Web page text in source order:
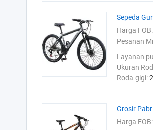
Sepeda
Harga FOB:
Pesanan
Layanan
Ukuran
Roda-gigi:
Grosir
Harga FOB: